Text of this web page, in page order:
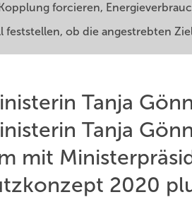
forcieren,
feststellen, ob die angestrebten
Tanja
Tanja
mit
2020